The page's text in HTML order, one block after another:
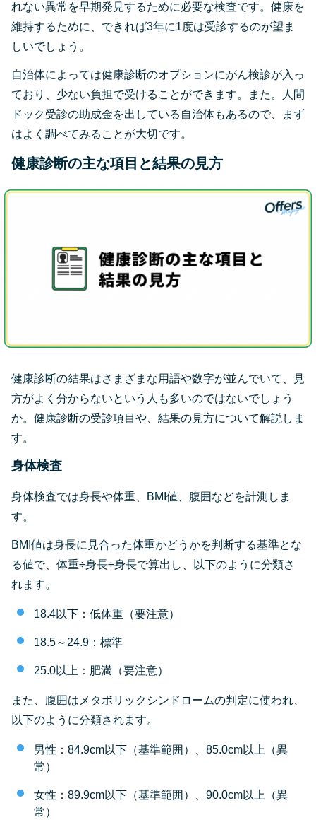
れない異常を早期発見するために必要な検査です。健康を
維持するために、できれば3年に1度は受診するのが望ま
しいでしょう。
自治体によっては健康診断のオプションにがん検診が入っ
ており、少ない負担で受けることができます。また。人間
ドック受診の助成金を出している自治体もあるので、まず
はよく調べてみることが大切です。
健康診断の主な項目と結果の見方
健康診断の結果はさまざまな用語や数字が並んでいて、見
方がよく分からないという人も多いのではないでしょう
か。健康診断の受診項目や、結果の見方について解説しま
す。
身体検査
身体検査では身長や体重、BMI値、腹囲などを計測しま
す。
BMI値は身長に見合った体重かどうかを判断する基準とな
る値で、体重÷身長÷身長で算出し、以下のように分類さ
れます。
18.4以下：低体重（要注意）
18.5～24.9：標準
25.0以上：肥満（要注意）
また、腹囲はメタボリックシンドロームの判定に使われ、
以下のように分類されます。
男性：84.9cm以下（基準範囲）、85.0cm以上（異
常）
女性：89.9cm以下（基準範囲）、90.0cm以上（異
常）